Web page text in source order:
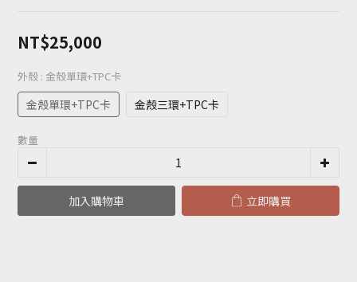
NT$25,000
外殼 : 金殼單環+TPC卡
金殼單環+TPC卡 金殼三環+TPC卡
數量
加入購物車 立即購買